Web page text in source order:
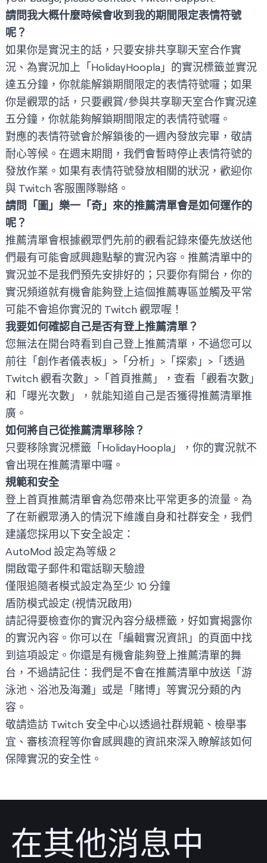
請問我大概什麼時候會收到我的期間限定表情符號
呢？
如果你是實況主的話，只要安排共享聊天室合作實
況、為實況加上「HolidayHoopla」的實況標籤並實況
達五分鐘，你就能解鎖期間限定的表情符號囉；如果
你是觀眾的話，只要觀賞/參與共享聊天室合作實況達
五分鐘，你就能夠解鎖期間限定的表情符號囉。
對應的表情符號會於解鎖後的一週內發放完畢，敬請
耐心等候。在週末期間，我們會暫時停止表情符號的
發放作業。如果有表情符號發放相關的狀況，歡迎你
與 Twitch 客服團隊聯絡。
請問「圖」樂一「奇」來的推薦清單會是如何運作的
呢？
推薦清單會根據觀眾們先前的觀看記錄來優先放送他
們最有可能會感興趣點擊的實況內容。推薦清單中的
實況並不是我們預先安排好的；只要你有開台，你的
實況頻道就有機會能夠登上這個推薦專區並觸及平常
可能不會追你實況的 Twitch 觀眾喔！
我要如何確認自己是否有登上推薦清單？
您無法在開台時看到自己登上推薦清單，不過您可以
前往「創作者儀表板」>「分析」>「探索」>「透過
Twitch 觀看次數」>「首頁推薦」，查看「觀看次數」
和「曝光次數」，就能知道自己是否獲得推薦清單推
廣。
如何將自己從推薦清單移除？
只要移除實況標籤「HolidayHoopla」，你的實況就不
會出現在推薦清單中囉。
規範和安全
登上首頁推薦清單會為您帶來比平常更多的流量。為
了在新觀眾湧入的情況下維護自身和社群安全，我們
建議您採用以下安全設定：
AutoMod 設定為等級 2
開啟電子郵件和電話聊天驗證
僅限追隨者模式設定為至少 10 分鐘
盾防模式設定 (視情況啟用)
請記得要檢查你的實況內容分級標籤 ，好如實揭露你
的實況內容。你可以在「編輯實況資訊」的頁面中找
到這項設定。你還是有機會能夠登上推薦清單的舞
台，不過請記住：我們是不會在推薦清單中放送「游
泳池、浴池及海灘」或是「賭博」等實況分類的內
容。
敬請造訪 Twitch 安全中心以透過社群規範、檢舉事
宜、審核流程等你會感興趣的資訊來深入瞭解該如何
保障實況的安全性。
在其他消息中